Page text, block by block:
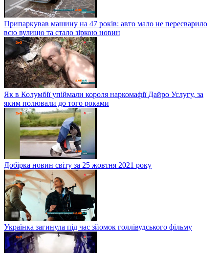
Припаркував машину на 47 років: авто мало не пересварило
всю вулицю та стало зіркою новин
Як в Колумбії упіймали короля наркомафії Дайро Услугу, за
яким полювали до того роками
Добірка новин світу за 25 жовтня 2021 року
Українка загинула під час зйомок голлівудського фільму